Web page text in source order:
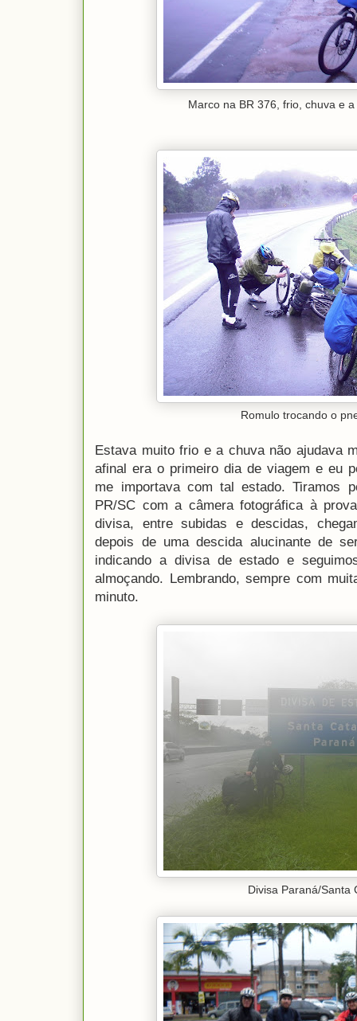
Marco na BR 376, frio, chuva e
Romulo trocando o
Estava muito frio e a chuva não ajudava
afinal era o primeiro dia de viagem e eu
me importava com tal estado. Tiramos
PR/SC com a câmera fotográfica à
divisa, entre subidas e descidas,
depois de uma descida alucinante de
indicando a divisa de estado e
almoçando. Lembrando, sempre com
minuto.
Divisa Paraná/Santa